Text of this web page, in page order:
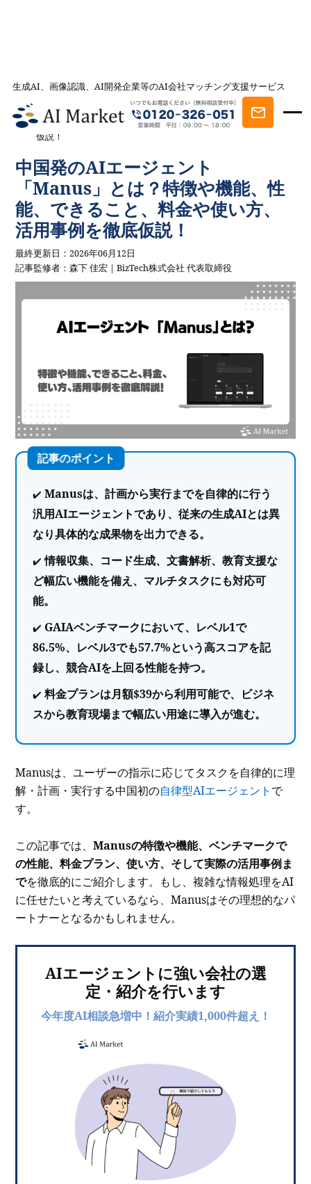
生成AI、画像認識、AI開発企業等のAI会社マッチング支援サービス
AI会社とのマッチングは AI Market
記事一覧
AIを学ぶ・知る
中国発のAIエージェント「Manus」とは？
特徴や機能、性能、できること、料金や使い方、活用事例を徹底
仮説！
中国発のAIエージェント
「Manus」とは？特徴や機能、性
能、できること、料金や使い方、
活用事例を徹底仮説！
最終更新日：2026年06月12日
記事監修者：森下 佳宏｜BizTech株式会社 代表取締役
Manusは、計画から実行までを自律的に行う
汎用AIエージェントであり、従来の生成AIとは異
なり具体的な成果物を出力できる。
情報収集、コード生成、文書解析、教育支援な
ど幅広い機能を備え、マルチタスクにも対応可
能。
GAIAベンチマークにおいて、レベル1で
86.5%、レベル3でも57.7%という高スコアを記
録し、競合AIを上回る性能を持つ。
料金プランは月額$39から利用可能で、ビジネ
スから教育現場まで幅広い用途に導入が進む。
Manusは、ユーザーの指示に応じてタスクを自律的に理
解・計画・実行する中国初の自律型AIエージェント で
す。
この記事では、Manusの特徴や機能、ベンチマークで
の性能、料金プラン、使い方、そして実際の活用事例ま
でを徹底的にご紹介します。もし、複雑な情報処理をAI
に任せたいと考えているなら、Manusはその理想的なパ
ートナーとなるかもしれません。
AIエージェントに強い会社の選
定・紹介を行います
今年度AI相談急増中！紹介実績1,000件超え！